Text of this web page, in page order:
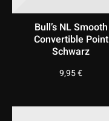
Bull’s NL Smooth
Convertible Point
Schwarz
9,95€